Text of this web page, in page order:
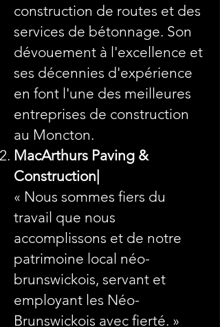
construction de routes et des
services de bétonnage. Son
dévouement à l'excellence et
ses décennies d'expérience
en font l'une des meilleures
entreprises de construction
au Moncton.
MacArthurs Paving &
Construction|
« Nous sommes fiers du
travail que nous
accomplissons et de notre
patrimoine local néo-
brunswickois, servant et
employant les Néo-
Brunswickois avec fierté. »